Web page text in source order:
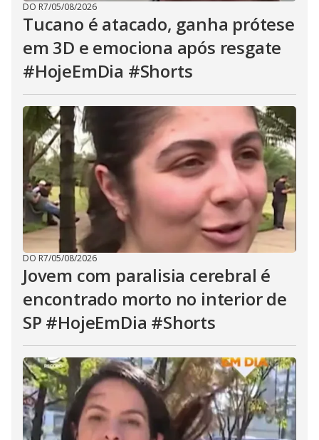
DO R7/05/08/2026
Tucano é atacado, ganha prótese
em 3D e emociona após resgate
#HojeEmDia #Shorts
DO R7/05/08/2026
Jovem com paralisia cerebral é
encontrado morto no interior de
SP #HojeEmDia #Shorts